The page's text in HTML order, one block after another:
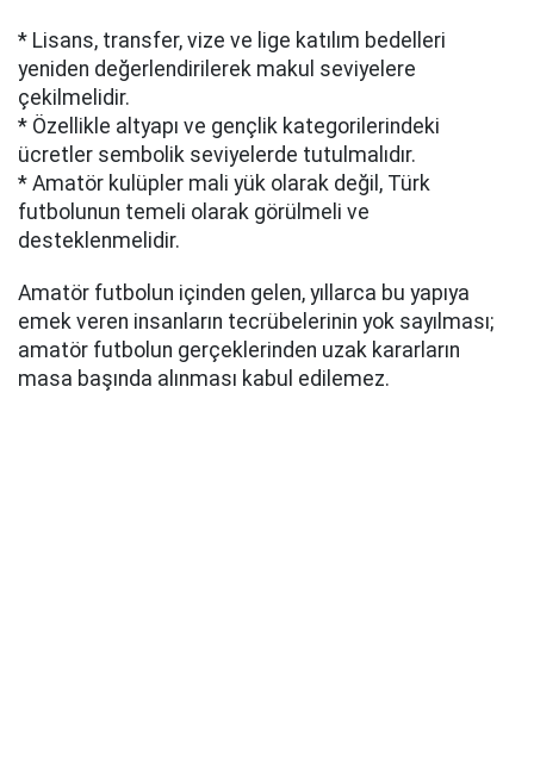
* Lisans, transfer, vize ve lige katılım bedelleri
yeniden değerlendirilerek makul seviyelere
çekilmelidir.
* Özellikle altyapı ve gençlik kategorilerindeki
ücretler sembolik seviyelerde tutulmalıdır.
* Amatör kulüpler mali yük olarak değil, Türk
futbolunun temeli olarak görülmeli ve
desteklenmelidir.
Amatör futbolun içinden gelen, yıllarca bu yapıya
emek veren insanların tecrübelerinin yok sayılması;
amatör futbolun gerçeklerinden uzak kararların
masa başında alınması kabul edilemez.